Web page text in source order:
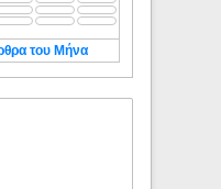
του Μήνα